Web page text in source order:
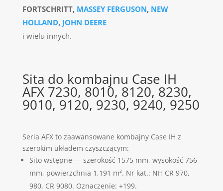
FORTSCHRITT, MASSEY FERGUSON, NEW
HOLLAND, JOHN DEERE
i wielu innych.
Sita do kombajnu Case IH
AFX 7230, 8010, 8120, 8230,
9010, 9120, 9230, 9240, 9250
Seria AFX to zaawansowane kombajny Case IH z
szerokim układem czyszczącym:
Sito wstępne — szerokość 1575 mm, wysokość 756
mm, powierzchnia 1,191 m². Nr kat.: NH CR 970,
980, CR 9080. Oznaczenie: +199.